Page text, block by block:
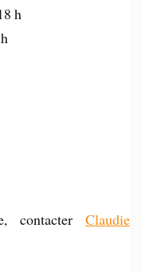
h
contacter Claudie